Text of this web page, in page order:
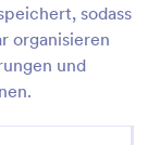
sodass
organisieren
und
in einem
über
Verwenden